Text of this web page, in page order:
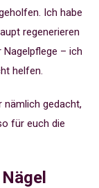
Ich habe
regenerieren
– ich
helfen.
nämlich gedacht,
für euch die